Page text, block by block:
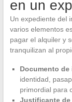
en un
Un expediente del
varios elementos
pagar el alquiler y
tranquilizan al
Documento
identidad,
primordial para
Justificante